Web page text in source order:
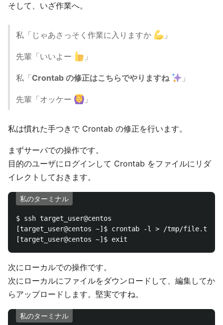
そして、いざ作業へ。
私「じゃあさっそく作業に入りますか 」
先輩「いいよー 」
私「Crontab の修正はこちらでやりますね 」
先輩「オッケー 」
私は慣れた手つきで Crontab の修正を行います。
まずサーバでの操作です。
目的のユーザにログインして Crontab をファイルにリダ
イレクトしておきます。
私のターミナル
$ ssh target_user@centos
[target_user@centos ~]$ crontab -l > /tmp/file.txt
次にローカルでの操作です。
次にローカルにファイルをダウンロードして、編集してか
らアップロードします。堅実ですね。
私のターミナル